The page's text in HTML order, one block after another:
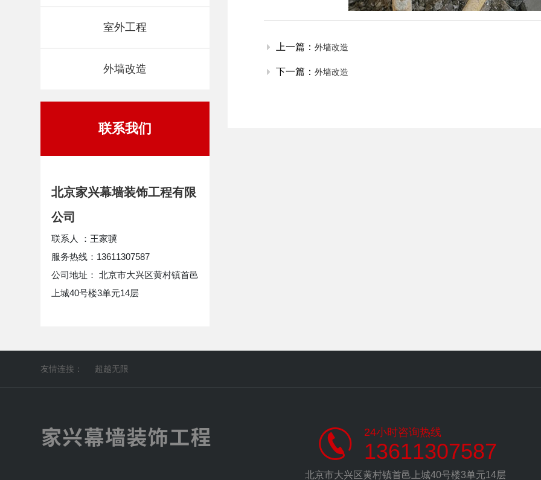
室外工程
外墙改造
联系我们
北京家兴幕墙装饰工程有限
公司
联系人 ：王家骥
服务热线：13611307587
公司地址： 北京市大兴区黄村镇首邑
上城40号楼3单元14层
上一篇： 外墙改造
下一篇： 外墙改造
友情连接： 超越无限
24小时咨询热线
13611307587
北京市大兴区黄村镇首邑上城40号楼3单元14层